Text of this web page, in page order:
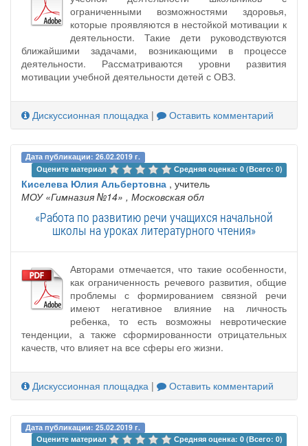
ограниченными возможностями здоровья,
которые проявляются в нестойкой мотивации к
деятельности. Такие дети руководствуются
ближайшими задачами, возникающими в процессе
деятельности. Рассматриваются уровни развития
мотивации учебной деятельности детей с ОВЗ.
Дискуссионная площадка | Оставить комментарий
Дата публикации: 26.02.2019 г.
Оцените материал
Средняя оценка: 0 (Всего: 0)
Киселева Юлия Альбертовна , учитель
МОУ «Гимназия №14» , Московская обл
«Работа по развитию речи учащихся начальной
школы на уроках литературного чтения»
Авторами отмечается, что такие особенности,
как ограниченность речевого развития, общие
проблемы с формированием связной речи
имеют негативное влияние на личность
ребенка, то есть возможны невротические
тенденции, а также сформированности отрицательных
качеств, что влияет на все сферы его жизни.
Дискуссионная площадка | Оставить комментарий
Дата публикации: 25.02.2019 г.
Оцените материал
Средняя оценка: 0 (Всего: 0)